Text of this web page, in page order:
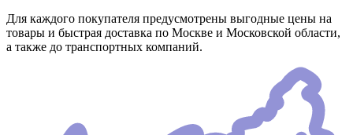
Для каждого покупателя предусмотрены выгодные цены на
товары и быстрая доставка по Москве и Московской области,
а также до транспортных компаний.